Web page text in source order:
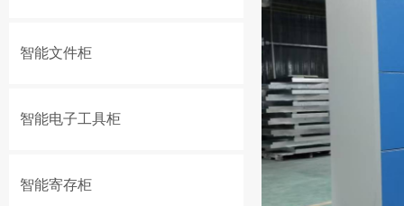
智能文件柜
智能电子工具柜
智能寄存柜